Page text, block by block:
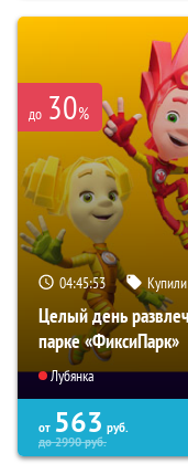
до 30%
04:45:52
Целый день
парке «ФиксиПарк»
Лубянка
от 563 руб.
до2990руб.